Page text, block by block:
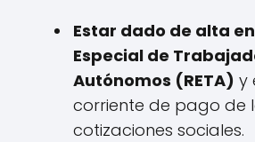
Estar dado de alta
Especial de
Autónomos (RETA) y
corriente de pago de
cotizaciones sociales.